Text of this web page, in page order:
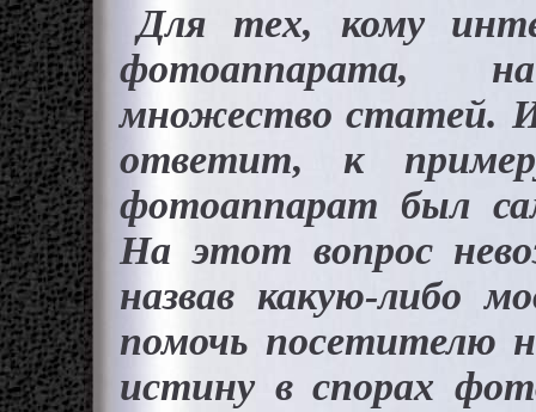
Для тех, кому
фотоаппарата,
множество статей. И
ответит, к
фотоаппарат был
На этот вопрос
назвав какую-либо
помочь посетителю
истину в спорах